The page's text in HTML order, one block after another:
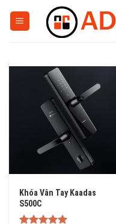
Khóa Vân Tay Kaadas
S500C